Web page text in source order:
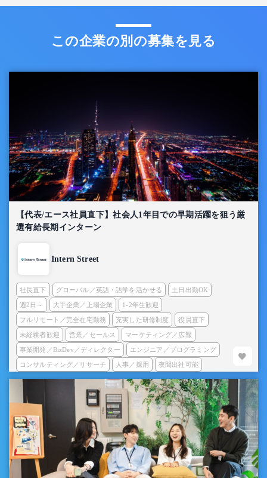
この企業の別の募集を見る
【代表/エース社員直下】社会人1年目での早期活躍を狙う厳
選有給長期インターン
Intern Street
社長直下 グローバル／英語・語学を活かせる 土日出勤OK
週2日～ 大手企業／上場企業 1-2年生歓迎
フルリモート／完全在宅勤務 充実した研修制度 役員直下
未経験者歓迎 営業／セールス マーケティング／広報
事業開発／BizDev／ディレクター エンジニア／プログラミング
コンサルティング／リサーチ 人事／採用 夜間出社可能